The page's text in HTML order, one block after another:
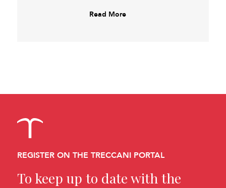
Read More
REGISTER ON THE TRECCANI PORTAL
To keep up to date with the